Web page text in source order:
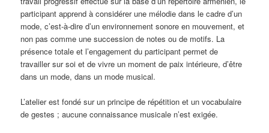
participant apprend à considérer une mélodie dans le cadre d’un
mode, c’est-à-dire d’un environnement sonore en mouvement, et
non pas comme une succession de notes ou de motifs. La
présence totale et l’engagement du participant permet de
travailler sur soi et de vivre un moment de paix intérieure, d’être
dans un mode, dans un mode musical.
L’atelier est fondé sur un principe de répétition et un vocabulaire
de gestes ; aucune connaissance musicale n’est exigée.